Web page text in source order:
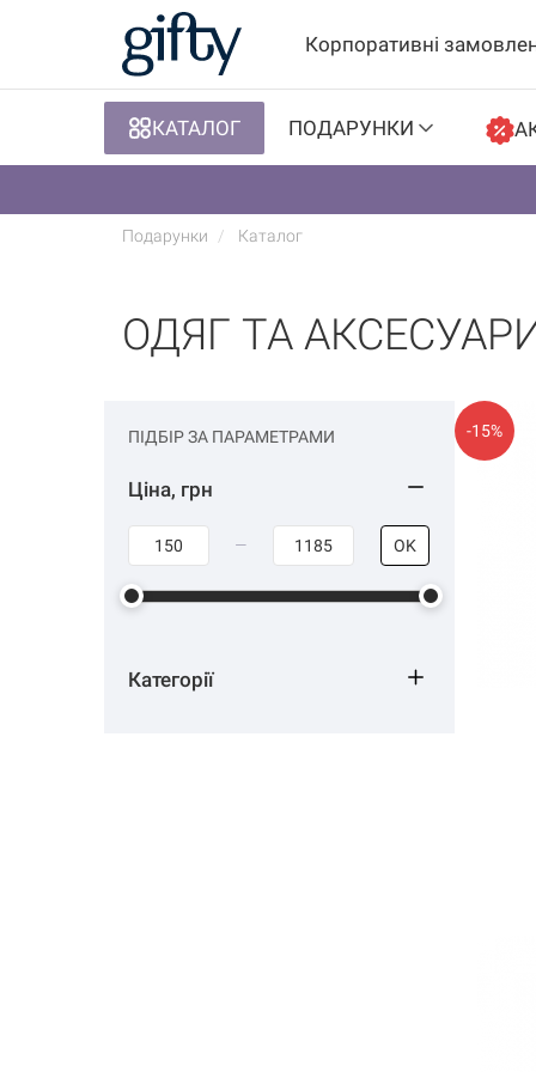
Корпоративні
КАТАЛОГ ПОДАРУНКИ
Подарунки Каталог
ОДЯГ ТА
ПІДБІР ЗА ПАРАМЕТРАМИ
Ціна, грн
OK
Категорії
-15%